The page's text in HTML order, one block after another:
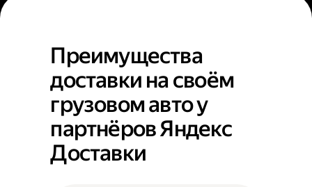
Преимущества
доставки на своём
грузовом авто у
партнёров Яндекс
Доставки